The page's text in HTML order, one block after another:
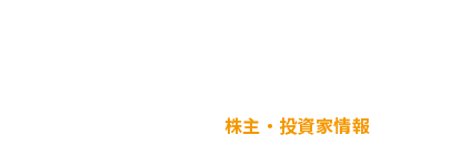
株主・投資家情報